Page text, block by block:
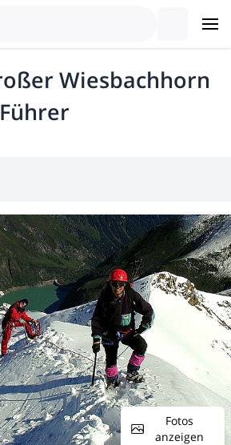
Wiesbachhorn
Fotos
anzeigen